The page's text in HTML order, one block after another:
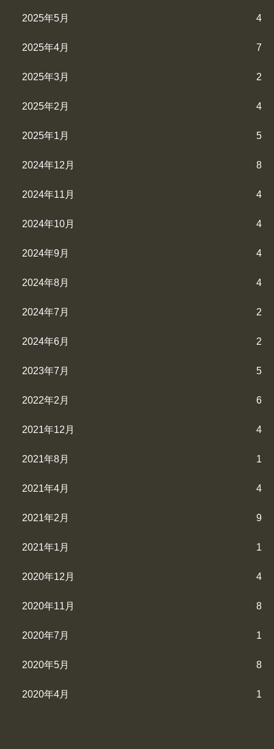
2025年5月 4
2025年4月 7
2025年3月 2
2025年2月 4
2025年1月 5
2024年12月 8
2024年11月 4
2024年10月 4
2024年9月 4
2024年8月 4
2024年7月 2
2024年6月 2
2023年7月 5
2022年2月 6
2021年12月 4
2021年8月 1
2021年4月 4
2021年2月 9
2021年1月 1
2020年12月 4
2020年11月 8
2020年7月 1
2020年5月 8
2020年4月 1